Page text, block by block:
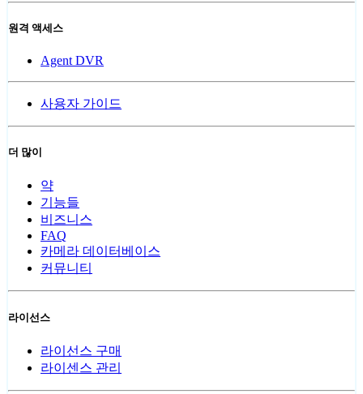
원격 액세스
Agent DVR
사용자 가이드
더 많이
약
기능들
비즈니스
FAQ
카메라 데이터베이스
커뮤니티
라이선스
라이선스 구매
라이센스 관리